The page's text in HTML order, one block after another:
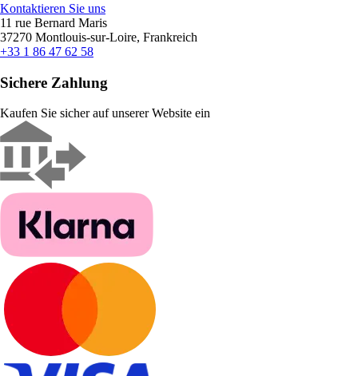
Kontaktieren Sie uns
11 rue Bernard Maris
37270 Montlouis-sur-Loire, Frankreich
+33 1 86 47 62 58
Sichere Zahlung
Kaufen Sie sicher auf unserer Website ein